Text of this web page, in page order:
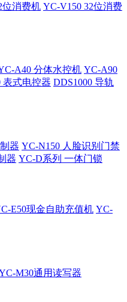
位消费机 YC-V150 32位消费
A40 分体水控机 YC-A90
表式电控器 DDS1000 导轨
器 YC-N150 人脸识别门禁
器 YC-D系列 一体门锁
E50现金自助充值机 YC-
M30通用读写器